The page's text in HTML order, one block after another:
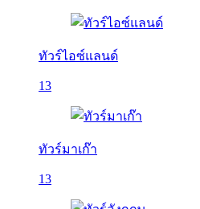
ทัวร์ไอซ์แลนด์
13
ทัวร์มาเก๊า
13